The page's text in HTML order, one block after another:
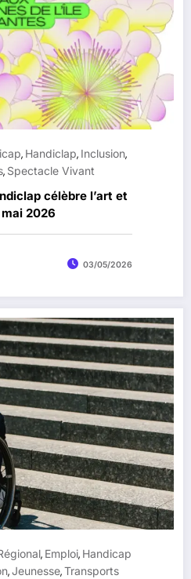
, Handiclap, Inclusion,
, Spectacle Vivant
célèbre l’art et
mai 2026
03/05/2026
, Emploi, Handicap
,Jeunesse,Transports